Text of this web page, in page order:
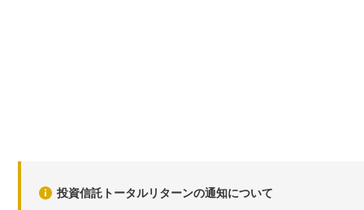
投資信託トータルリターンの通知について